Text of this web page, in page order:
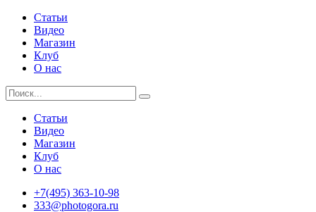
Статьи
Видео
Магазин
Клуб
О нас
Статьи
Видео
Магазин
Клуб
О нас
+7(495) 363-10-98
333@photogora.ru